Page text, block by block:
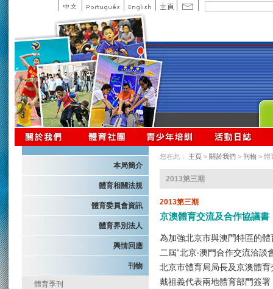
本局簡介
體育相關法規
體育委員會資訊
體育界別法人
輿情回應
刊物
體育季刊
您在此： 主頁 > 關於我們 > 刊物 > 體
2013第三期
2013第三期
京澳體育交流及合作協議書
為加強北京市與澳門特區的
二屆“北京‧澳門合作交流洽
北京市體育局局長及京澳體
戴祖義代表兩地體育部門簽